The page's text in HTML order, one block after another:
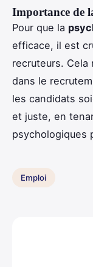
Importance de
Pour que la
efficace, il est
recruteurs. Cela
dans le
les candidats
et juste, en
psychologiques
Emploi